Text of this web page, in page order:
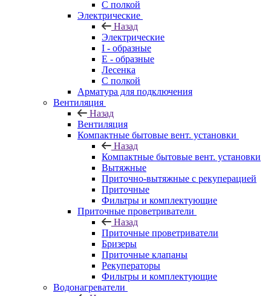
С полкой
Электрические
Назад
Электрические
I - образные
E - образные
Лесенка
С полкой
Арматура для подключения
Вентиляция
Назад
Вентиляция
Компактные бытовые вент. установки
Назад
Компактные бытовые вент. установки
Вытяжные
Приточно-вытяжные с рекуперацией
Приточные
Фильтры и комплектующие
Приточные проветриватели
Назад
Приточные проветриватели
Бризеры
Приточные клапаны
Рекуператоры
Фильтры и комплектующие
Водонагреватели